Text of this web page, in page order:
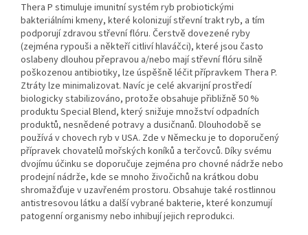
Thera P stimuluje imunitní systém ryb probiotickými
bakteriálními kmeny, které kolonizují střevní trakt ryb, a tím
podporují zdravou střevní flóru. Čerstvě dovezené ryby
(zejména rypouši a někteří citliví hlaváčci), které jsou často
oslabeny dlouhou přepravou a/nebo mají střevní flóru silně
poškozenou antibiotiky, lze úspěšně léčit přípravkem Thera P.
Ztráty lze minimalizovat. Navíc je celé akvarijní prostředí
biologicky stabilizováno, protože obsahuje přibližně 50 %
produktu Special Blend, který snižuje množství odpadních
produktů, nesnědené potravy a dusičnanů. Dlouhodobě se
používá v chovech ryb v USA. Zde v Německu je to doporučený
přípravek chovatelů mořských koníků a terčovců. Díky svému
dvojímu účinku se doporučuje zejména pro chovné nádrže nebo
prodejní nádrže, kde se mnoho živočichů na krátkou dobu
shromažďuje v uzavřeném prostoru. Obsahuje také rostlinnou
antistresovou látku a další vybrané bakterie, které konzumují
patogenní organismy nebo inhibují jejich reprodukci.